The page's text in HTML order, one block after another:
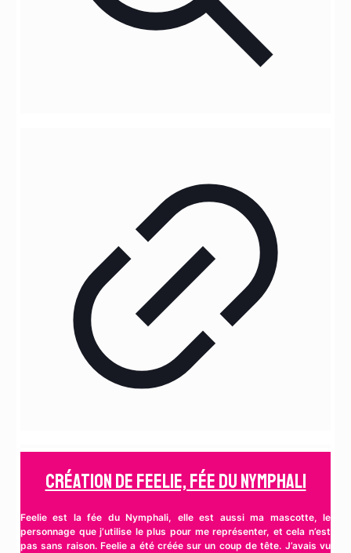
Création de Feelie, fée du Nymphali
Feelie est la fée du Nymphali, elle est aussi ma mascotte, le
personnage que j’utilise le plus pour me représenter, et cela n’est
pas sans raison. Feelie a été créée sur un coup de tête. J’avais vu